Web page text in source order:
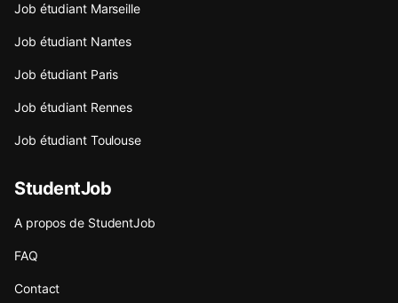
Job étudiant Marseille
Job étudiant Nantes
Job étudiant Paris
Job étudiant Rennes
Job étudiant Toulouse
StudentJob
A propos de StudentJob
FAQ
Contact